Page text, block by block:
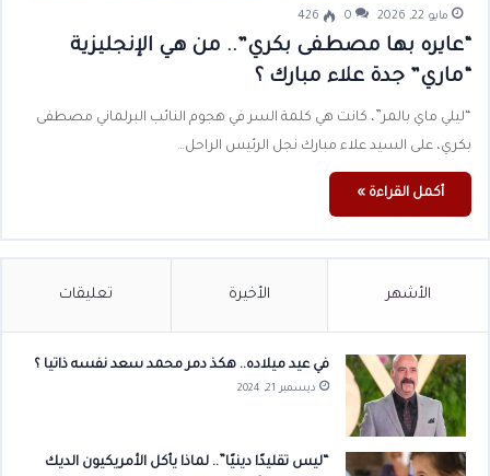
مايو 22, 2026 0
426
“عايره بها مصطفى بكري”.. من هي الإنجليزية
“ماري” جدة علاء مبارك ؟
“ليلي ماي بالمر”، كانت هي كلمة السر في هجوم النائب البرلماني مصطفى
بكري، على السيد علاء مبارك نجل الرئيس الراحل…
أكمل القراءة »
الأشهر الأخيرة تعليقات
في عيد ميلاده.. هكذ دمر محمد سعد نفسه ذاتيا ؟
ديسمبر 21, 2024
“ليس تقليدًا دينيًا”.. لماذا يأكل الأمريكيون الديك